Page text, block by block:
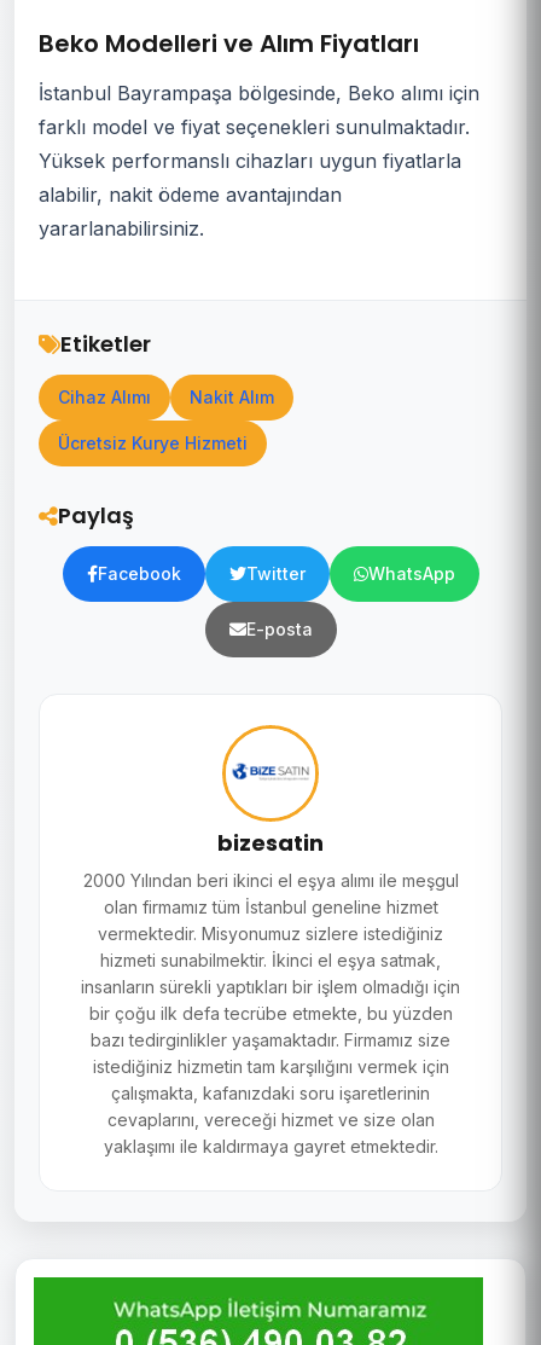
Beko Modelleri ve Alım Fiyatları
İstanbul Bayrampaşa bölgesinde, Beko alımı için
farklı model ve fiyat seçenekleri sunulmaktadır.
Yüksek performanslı cihazları uygun fiyatlarla
alabilir, nakit ödeme avantajından
yararlanabilirsiniz.
Etiketler
Cihaz Alımı Nakit Alım
Ücretsiz Kurye Hizmeti
Paylaş
Facebook Twitter WhatsApp
E-posta
bizesatin
2000 Yılından beri ikinci el eşya alımı ile meşgul
olan firmamız tüm İstanbul geneline hizmet
vermektedir. Misyonumuz sizlere istediğiniz
hizmeti sunabilmektir. İkinci el eşya satmak,
insanların sürekli yaptıkları bir işlem olmadığı için
bir çoğu ilk defa tecrübe etmekte, bu yüzden
bazı tedirginlikler yaşamaktadır. Firmamız size
istediğiniz hizmetin tam karşılığını vermek için
çalışmakta, kafanızdaki soru işaretlerinin
cevaplarını, vereceği hizmet ve size olan
yaklaşımı ile kaldırmaya gayret etmektedir.